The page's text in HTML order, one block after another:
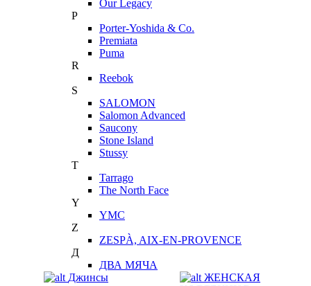
Our Legacy
P
Porter-Yoshida & Co.
Premiata
Puma
R
Reebok
S
SALOMON
Salomon Advanced
Saucony
Stone Island
Stussy
T
Tarrago
The North Face
Y
YMC
Z
ZESPÀ, AIX-EN-PROVENCE
Д
ДВА МЯЧА
Джинсы
ЖЕНСКАЯ